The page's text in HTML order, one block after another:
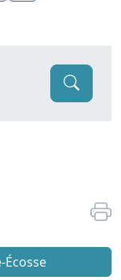
Écosse